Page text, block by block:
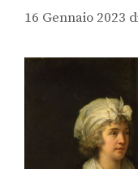
16 Gennaio 2023